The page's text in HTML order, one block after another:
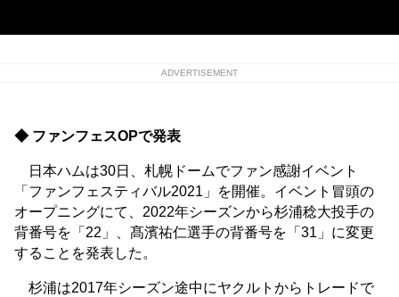
ADVERTISEMENT
◆ ファンフェスOPで発表
日本ハムは30日、札幌ドームでファン感謝イベント
「ファンフェスティバル2021」を開催。イベント冒頭の
オープニングにて、2022年シーズンから杉浦稔大投手の
背番号を「22」、髙濱祐仁選手の背番号を「31」に変更
することを発表した。
杉浦は2017年シーズン途中にヤクルトからトレードで